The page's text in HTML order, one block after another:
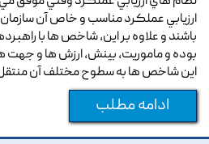
ارزيابي عملکرد مناسب و خاص آن
باشند و علاوه بر اين, شاخص ها با
بوده و ماموريت, بينش, ارزش ها و جهت
اين شاخص ها به سطوح مختلف آن
ادامه مطلب